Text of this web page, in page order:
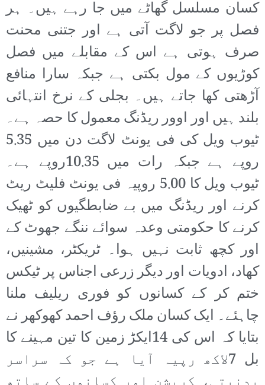
کسان مسلسل گھاٹے میں جا رہے ہیں۔ ہر
فصل پر جو لاگت آتی ہے اور جتنی محنت
صرف ہوتی ہے اس کے مقابلے میں فصل
کوڑیوں کے مول بکتی ہے جبکہ سارا منافع
آڑھتی کھا جاتے ہیں۔ بجلی کے نرخ انتہائی
بلند ہیں اور اوور ریڈنگ معمول کا حصہ ہے۔
ٹیوب ویل کی فی یونٹ لاگت دن میں 5.35
روپے ہے جبکہ رات میں 10.35روپے ہے۔
ٹیوب ویل کا 5.00 روپیہ فی یونٹ فلیٹ ریٹ
کرنے اور ریڈنگ میں بے ضابطگیوں کو ٹھیک
کرنے کا حکومتی وعدہ سوائے ننگے جھوٹ کے
اور کچھ ثابت نہیں ہوا۔ ٹریکٹر، مشینیں،
کھاد، ادویات اور دیگر زرعی اجناس پر ٹیکس
ختم کر کے کسانوں کو فوری ریلیف ملنا
چاہئے۔ ایک کسان ملک رؤف احمد کھوکھر نے
بتایا کہ اس کی 14ایکڑ زمین کا تین مہینے کا
بل 7لاکھ رپیہ آیا ہے جو کہ سراسر